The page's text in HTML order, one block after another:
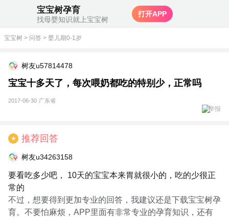
宝宝树孕育
找母婴知识就上宝宝树
打开APP
宝宝树 > 问答 > 婴儿期0-1岁
树友u57814478
宝宝十多天了，每次喂奶都吃的特别少，正常吗
2017-06-30 广东省
举报
★ 推荐回答
树友u34263158
要看吃多少吧， 10天的宝宝本来胃就很小的，吃的少很正
常的
不过，想要得到更加专业的回答，我建议还是下载宝宝树孕
育。不要怕麻烦，APP里面有非常专业的孕育知识，还有